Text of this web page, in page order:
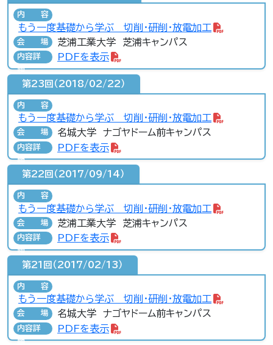
内容
もう一度基礎から学ぶ 切削・研削・放電加工
会場 芝浦工業大学 芝浦キャンパス
内容詳
細
PDFを表示
第23回（2018/02/22）
内容
もう一度基礎から学ぶ 切削・研削・放電加工
会場 名城大学 ナゴヤドーム前キャンパス
内容詳
細
PDFを表示
第22回（2017/09/14）
内容
もう一度基礎から学ぶ 切削・研削・放電加工
会場 芝浦工業大学 芝浦キャンパス
内容詳
細
PDFを表示
第21回（2017/02/13）
内容
もう一度基礎から学ぶ 切削・研削・放電加工
会場 名城大学 ナゴヤドーム前キャンパス
内容詳
細
PDFを表示